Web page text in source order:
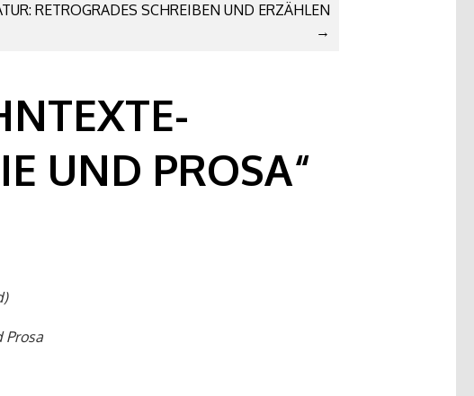
RETROGRADES SCHREIBEN UND ERZÄHLEN
→
UND PROSA“
Prosa